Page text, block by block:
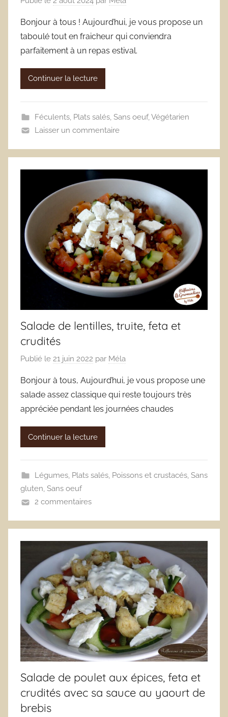
Bonjour à tous ! Aujourd’hui, je vous propose un
taboulé tout en fraicheur qui conviendra
parfaitement à un repas estival.
Continuer la lecture
Féculents, Plats salés, Sans oeuf,Végétarien
Laisser un commentaire
Salade de lentilles, truite, feta et
crudités
Publié le 21 juin 2022 par Méla
Bonjour à tous, Aujourd’hui, je vous propose une
salade assez classique qui reste toujours très
appréciée pendant les journées chaudes
Continuer la lecture
Légumes, Plats salés, Poissons et crustacés, Sans
gluten, Sans oeuf
2 commentaires
Salade de poulet aux épices, feta et
crudités avec sa sauce au yaourt de
brebis